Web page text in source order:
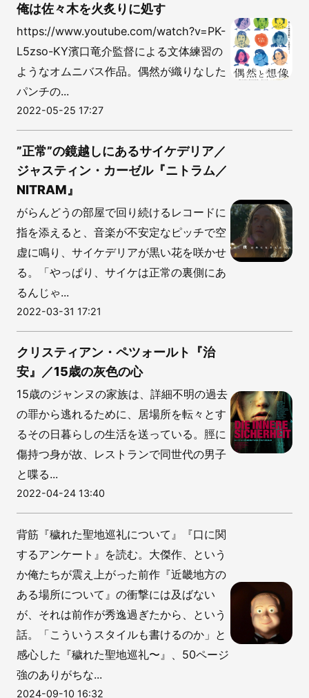
俺は佐々木を火炙りに処す
https://www.youtube.com/watch?v=PK-
L5zso-KY濱口竜介監督による文体練習の
ようなオムニバス作品。偶然が織りなした
パンチの...
2022-05-25 17:27
”正常”の鏡越しにあるサイケデリア／
ジャスティン・カーゼル『ニトラム／
NITRAM』
がらんどうの部屋で回り続けるレコードに
指を添えると、音楽が不安定なピッチで空
虚に鳴り、サイケデリアが黒い花を咲かせ
る。「やっぱり、サイケは正常の裏側にあ
るんじゃ...
2022-03-31 17:21
クリスティアン・ペツォールト『治
安』／15歳の灰色の心
15歳のジャンヌの家族は、詳細不明の過去
の罪から逃れるために、居場所を転々とす
るその日暮らしの生活を送っている。脛に
傷持つ身が故、レストランで同世代の男子
と喋る...
2022-04-24 13:40
背筋『穢れた聖地巡礼について』『口に関
するアンケート』を読む。大傑作、という
か俺たちが震え上がった前作『近畿地方の
ある場所について』の衝撃には及ばない
が、それは前作が秀逸過ぎたから、という
話。「こういうスタイルも書けるのか」と
感心した『穢れた聖地巡礼〜』、50ページ
強のありがちな...
2024-09-10 16:32